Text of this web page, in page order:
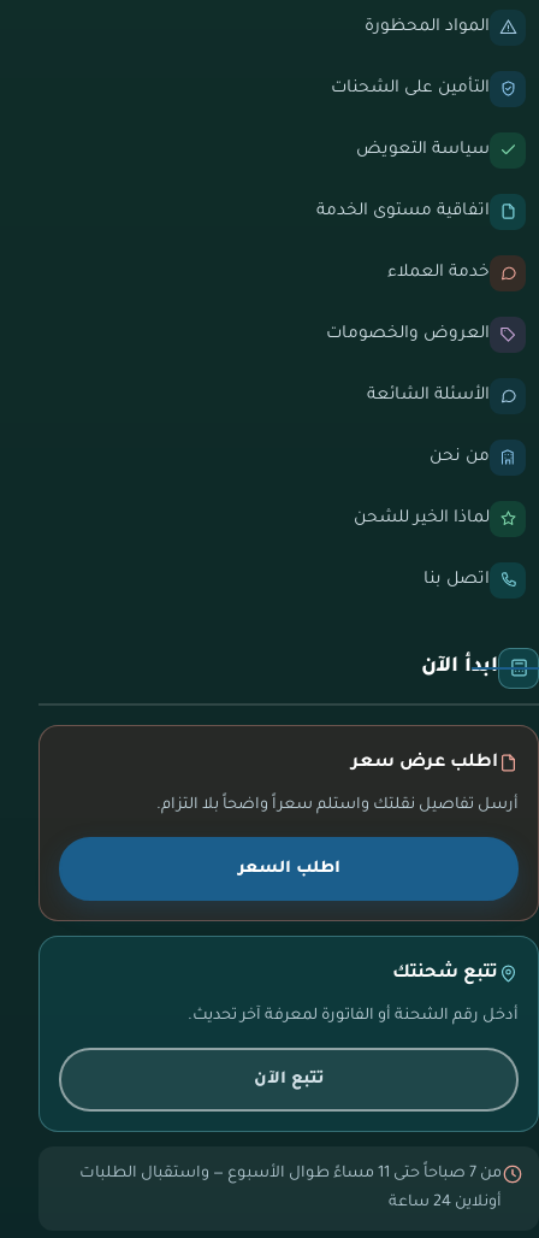
المواد المحظورة
التأمين على الشحنات
سياسة التعويض
اتفاقية مستوى الخدمة
خدمة العملاء
العروض والخصومات
الأسئلة الشائعة
من نحن
لماذا الخير للشحن
اتصل بنا
ابدأ الآن
اطلب عرض سعر
أرسل تفاصيل نقلتك واستلم سعراً واضحاً بلا التزام.
اطلب السعر
تتبع شحنتك
أدخل رقم الشحنة أو الفاتورة لمعرفة آخر تحديث.
تتبع الآن
من 7 صباحاً حتى 11 مساءً طوال الأسبوع — واستقبال الطلبات
أونلاين 24 ساعة